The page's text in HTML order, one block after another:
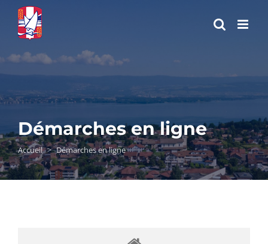
Passer
contenu
Démarches en ligne
Accueil > Démarches en ligne